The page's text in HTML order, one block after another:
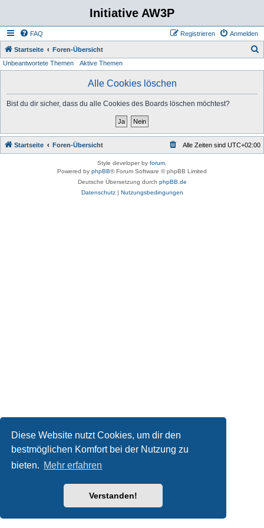
Diese Website nutzt Cookies, um dir den
bestmöglichen Komfort bei der Nutzung zu
bieten. Mehr erfahren
Verstanden!
Initiative AW3P
FAQ Anmelden
Registrieren
Startseite Foren-Übersicht
Unbeantwortete Themen Aktive Themen
Alle Cookies löschen
Bist du dir sicher, dass du alle Cookies des Boards löschen möchtest?
Startseite Foren-Übersicht Alle Zeiten sind UTC+02:00
Style developer by forum
Powered by phpBB® Forum Software © phpBB Limited
Deutsche Übersetzung durch phpBB.de
Datenschutz| Nutzungsbedingungen